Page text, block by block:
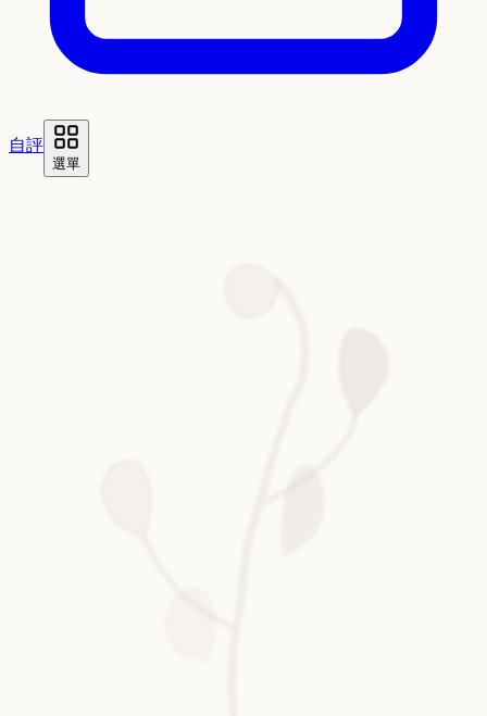
自評
選單